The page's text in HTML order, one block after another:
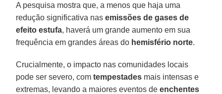
A pesquisa mostra que, a menos que haja uma
redução significativa nasemissões de gases de
efeito estufa, haverá um grande aumento em sua
frequência em grandes áreas do hemisfério norte.
Crucialmente, o impacto nas comunidades locais
pode ser severo, comtempestades mais intensas e
extremas, levando a maiores eventos deenchentes